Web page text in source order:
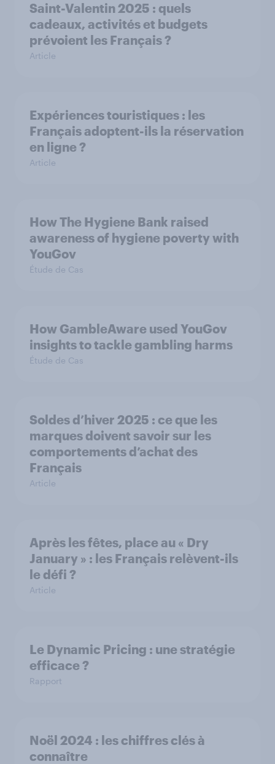
Saint-Valentin 2025 : quels
cadeaux, activités et budgets
prévoient les Français ?
Article
Expériences touristiques : les
Français adoptent-ils la réservation
en ligne ?
Article
How The Hygiene Bank raised
awareness of hygiene poverty with
YouGov
Étude de Cas
How GambleAware used YouGov
insights to tackle gambling harms
Étude de Cas
Soldes d’hiver 2025 : ce que les
marques doivent savoir sur les
comportements d’achat des
Français
Article
Après les fêtes, place au « Dry
January » : les Français relèvent-ils
le défi ?
Article
Le Dynamic Pricing : une stratégie
efficace ?
Rapport
Noël 2024 : les chiffres clés à
connaître